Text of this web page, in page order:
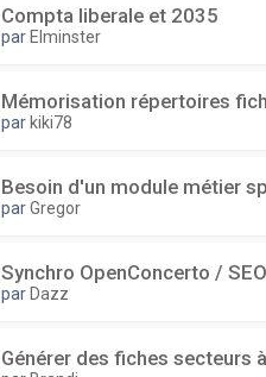
Compta liberale et 2035
par Elminster
Mémorisation répertoires
par kiki78
Besoin d'un module métier
parGregor
Synchro OpenConcerto / SEO
par Dazz
Générer des fiches secteurs